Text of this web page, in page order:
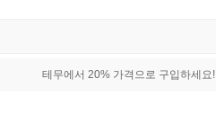
테무에서 20% 가격으로 구입하세요!